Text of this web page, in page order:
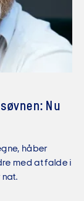
Nu
håber
med at falde i